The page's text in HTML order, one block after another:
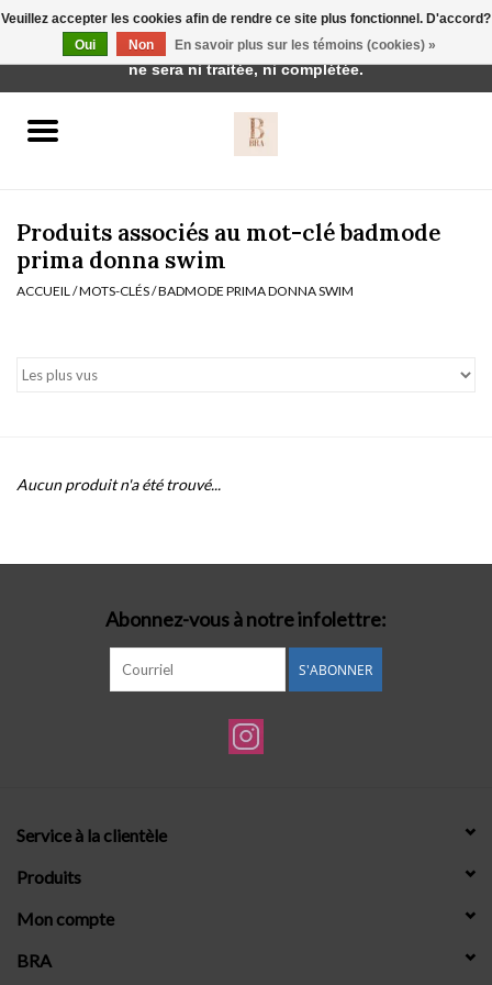
vêtements de nuit
Badmode
Produits associés au mot-clé badmode
prima donna swim
ACCUEIL /MOTS-CLÉS/BADMODE PRIMA DONNA SWIM
Aucun produit n'a été trouvé...
Abonnez-vous à notre infolettre:
S'ABONNER
Service à la clientèle
Produits
Mon compte
BRA
Veuillez accepter les cookies afin de rendre ce site plus fonctionnel. D'accord?
Oui
Non En savoir plus sur les témoins (cookies) »
Cette boutique est en construction. Toute commande passée
ne sera ni traitée, ni complétée.